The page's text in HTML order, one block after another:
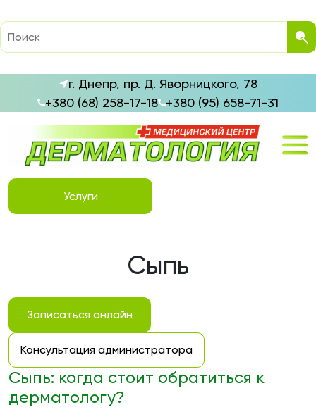
г. Днепр, пр. Д. Яворницкого, 78
+380 (68) 258-17-18 +380 (95) 658-71-31
Услуги
Сыпь
Записаться онлайн
Консультация администратора
Сыпь: когда стоит обратиться к
дерматологу?